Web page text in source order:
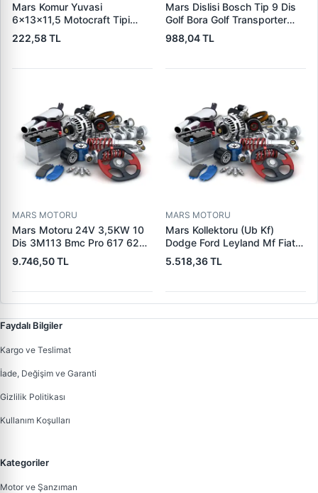
Mars Komur Yuvasi
6×13×11,5 Motocraft Tipi
Ford Ranger Focus Fiesta
Connect (FO0731
5L8Z11000AC) | PARS PRS-
222,58 TL
Mars Dislisi Bosch Tip 9 Dis
Golf Bora Golf Transporter
Seat Skoda (15713) | ZEN
1480 | OEM 1011480
988,04 TL
MARS MOTORU
Mars Motoru 24V 3,5KW 10
Dis 3M113 Bmc Pro 617 620
(619 240 36 619 240 46
Yerine) | LUCAS 619 241 46
9.746,50 TL
MARS MOTORU
Mars Kollektoru (Ub Kf)
Dodge Ford Leyland Mf Fiat
Trans | MAKO 72313941 |
OEM 72313941
5.518,36 TL
Faydalı Bilgiler
Kargo ve Teslimat
İade, Değişim ve Garanti
Gizlilik Politikası
Kullanım Koşulları
Kategoriler
Motor ve Şanzıman